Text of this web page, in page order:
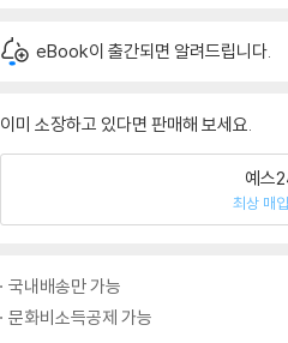
eBook이 출간되면 알려드립니다.
이미 소장하고 있다면 판매해 보세요.
예스
최상 매
국내배송만 가능
문화비소득공제 가능